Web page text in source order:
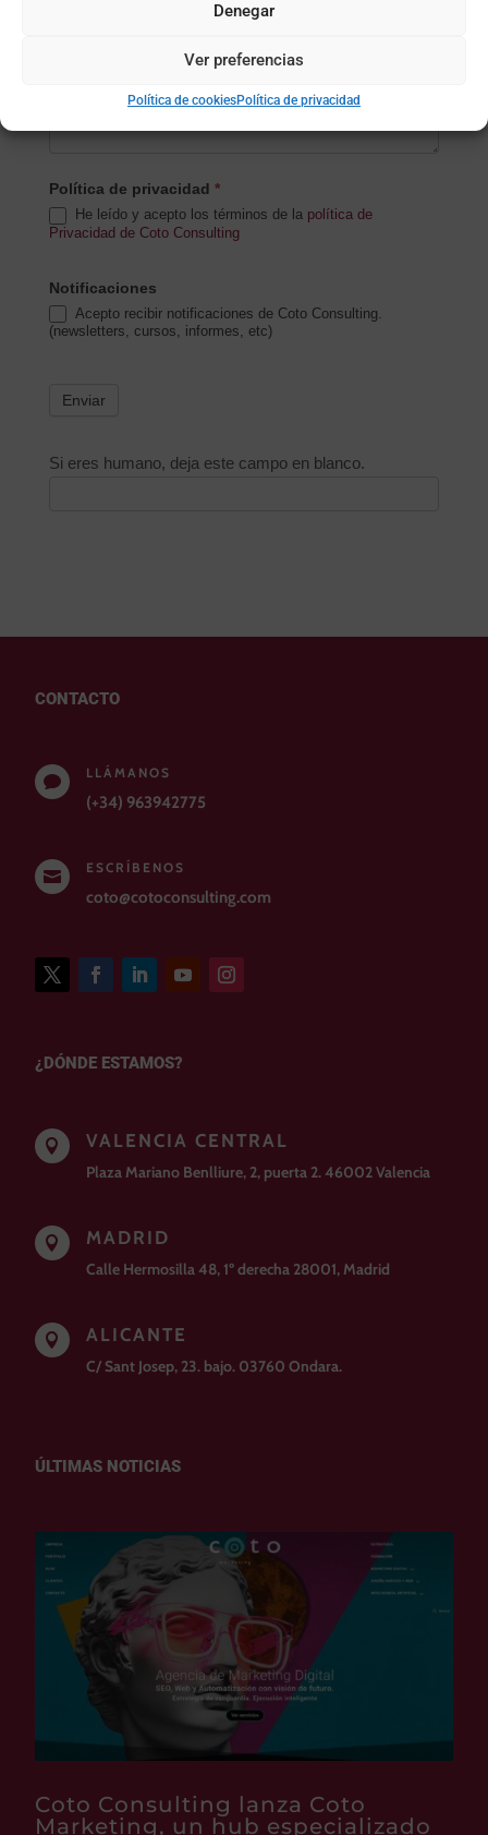
Denegar
Ver preferencias
Política de cookiesPolítica de privacidad
Política de privacidad *
He leído y acepto los términos de la política de
Privacidad de Coto Consulting
Notificaciones
Acepto recibir notificaciones de Coto Consulting.
(newsletters, cursos, informes, etc)
Enviar
Si eres humano, deja este campo en blanco.
CONTACTO

LLÁMANOS
(+34) 963942775

ESCRÍBENOS
coto@cotoconsulting.com
¿DÓNDE ESTAMOS?
 VALENCIA CENTRAL
Plaza Mariano Benlliure, 2, puerta 2. 46002 Valencia
 MADRID
Calle Hermosilla 48, 1º derecha 28001, Madrid
 ALICANTE
C/ Sant Josep, 23. bajo. 03760 Ondara.
ÚLTIMAS NOTICIAS
Coto Consulting lanza Coto
Marketing, un hub especializado